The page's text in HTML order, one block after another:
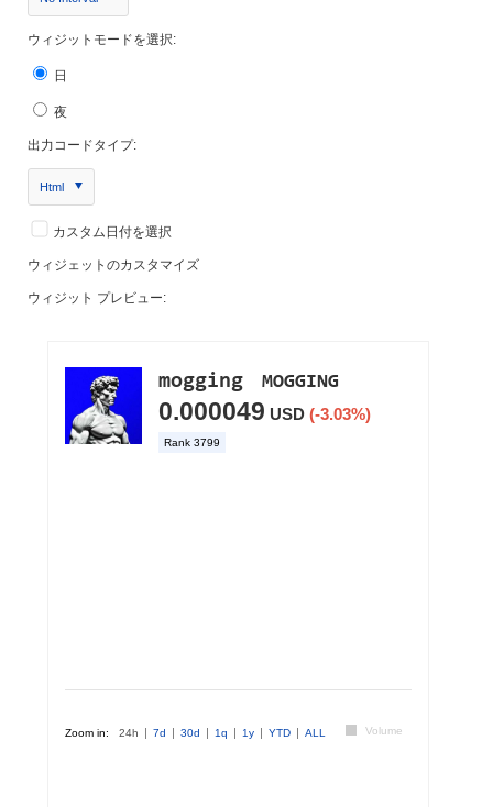
ウィジットモードを選択:
日
夜
出力コードタイプ:
Html
カスタム日付を選択
ウィジェットのカスタマイズ
ウィジット プレビュー: